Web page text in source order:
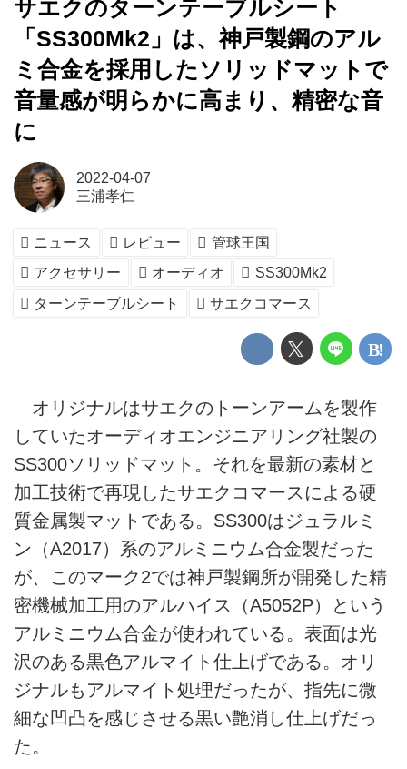
サエクのターンテーブルシート
「SS300Mk2」は、神戸製鋼のアル
ミ合金を採用したソリッドマットで
音量感が明らかに高まり、精密な音
に
2022-04-07
三浦孝仁
ニュース レビュー
管球王国
アクセサリー
オーディオ
SS300Mk2
ターンテーブルシート
サエクコマース
オリジナルはサエクのトーンアームを製作
していたオーディオエンジニアリング社製の
SS300ソリッドマット。それを最新の素材と
加工技術で再現したサエクコマースによる硬
質金属製マットである。SS300はジュラルミ
ン（A2017）系のアルミニウム合金製だった
が、このマーク2では神戸製鋼所が開発した精
密機械加工用のアルハイス（A5052P）という
アルミニウム合金が使われている。表面は光
沢のある黒色アルマイト仕上げである。オリ
ジナルもアルマイト処理だったが、指先に微
細な凹凸を感じさせる黒い艶消し仕上げだっ
た。